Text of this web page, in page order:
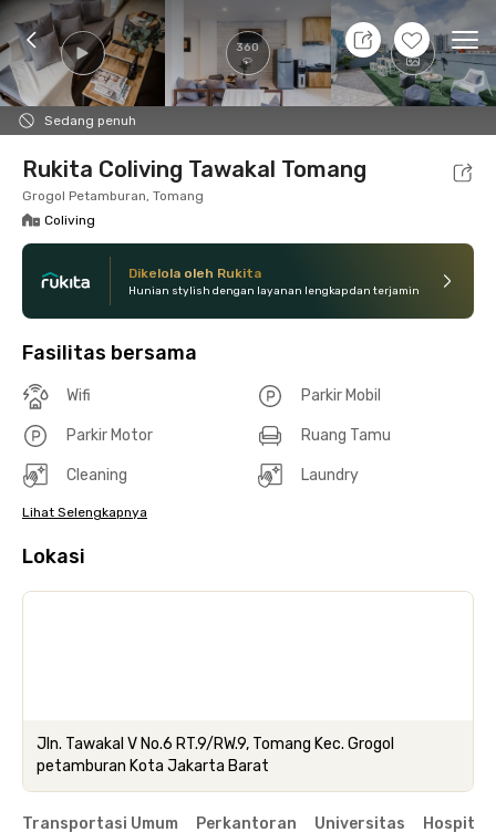
360 +17
Sedang penuh
7 Agt 26 - Belum tahu
Foto Fasilitas bersama Lokasi Kamar
Rukita Coliving Tawakal Tomang
Grogol Petamburan, Tomang
Coliving
Dikelola oleh Rukita
Hunian stylish dengan layanan lengkap dan terjamin
Fasilitas bersama
Wifi Parkir Mobil
Parkir Motor Ruang Tamu
Cleaning Laundry
Lihat Selengkapnya
Lokasi
Jln. Tawakal V No.6 RT.9/RW.9, Tomang Kec. Grogol
petamburan Kota Jakarta Barat
Transportasi Umum Perkantoran Universitas Hospital